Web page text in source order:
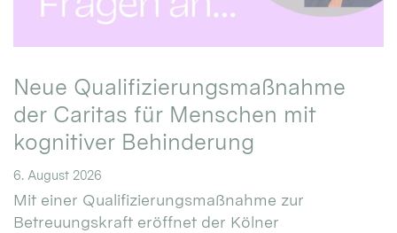
Neue Qualifizierungsmaßnahme
der Caritas für Menschen mit
kognitiver Behinderung
6. August 2026
Mit einer Qualifizierungsmaßnahme zur
Betreuungskraft eröffnet der Kölner